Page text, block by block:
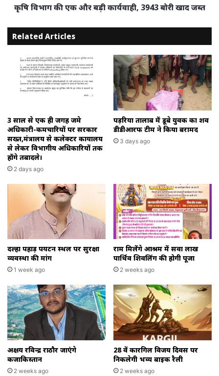
खादकृषि विभाग की एक और बड़ी कार्यवाही, 3943 बोरी खाद जब्त
Related Articles
3 साल से एक ही जगह जमे
अधिकारी-कर्मचारियों पर सरकार
सख्त,मंत्रालय से कलेक्टर कार्यालय
से लेकर विभागीय अधिकारियों तक
होंगे तबादले।
2 days ago
पड़रिया तालाब में डूबे युवक का शव
डीडीआरफ टीम ने किया बरामद
3 days ago
दल्हा पहाड़ पर्यटन स्थल पर सुरक्षा
व्यवस्था की मांग
1 week ago
राम मिलेंगे आश्रम में सवा लाख
पार्थिव शिवलिंग की होगी पूजा
2 weeks ago
अक्षय रविन्द्र राठौर जाएंगे
कजाकिस्तान
2 weeks ago
28 वें कारगिल विजय दिवस पर
निकलेगी भव्य बाइक रैली
2 weeks ago